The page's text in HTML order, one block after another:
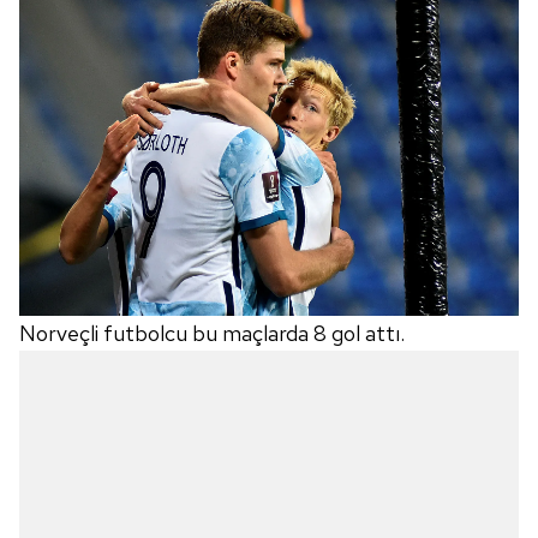
Norveçli futbolcu bu maçlarda 8 gol attı.